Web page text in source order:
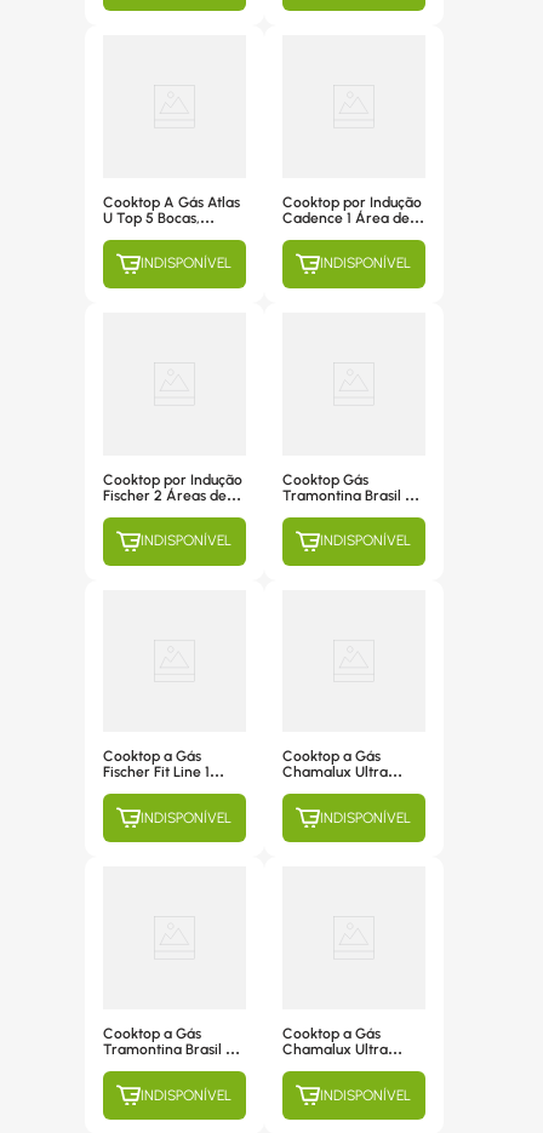
Branco, Com Tripla
Cooktop A Gás Atlas
U Top 5 Bocas,
Superautomático,
Mesa De Vidro Preto,
Com Tripla Chama -
INDISPONÍVEL
Cooktop por Indução
Cadence 1 Área de
de Vidro Temperado
Preto - FOG601 220V
INDISPONÍVEL
Cooktop por Indução
Fischer 2 Áreas de
Vitrocerâmica -
25941-56249 220V
INDISPONÍVEL
Cooktop Gás
Tramontina Brasil 5
94708/502
INDISPONÍVEL
Cooktop a Gás
Fischer Fit Line 1
Superautomático,
Mesa de Vidro Preto,
com Tripla Chama -
INDISPONÍVEL
Cooktop a Gás
Chamalux Ultra
Acendimento
Inteligente, Mesa de
Vidro Temperado
INDISPONÍVEL
Cooktop a Gás
Tramontina Brasil 5
Superautomático,
Mesa de Vidro
Temperado Preto -
INDISPONÍVEL
Cooktop a Gás
Chamalux Ultra
Acendimento
Inteligente, Mesa de
Vidro Temperado
INDISPONÍVEL